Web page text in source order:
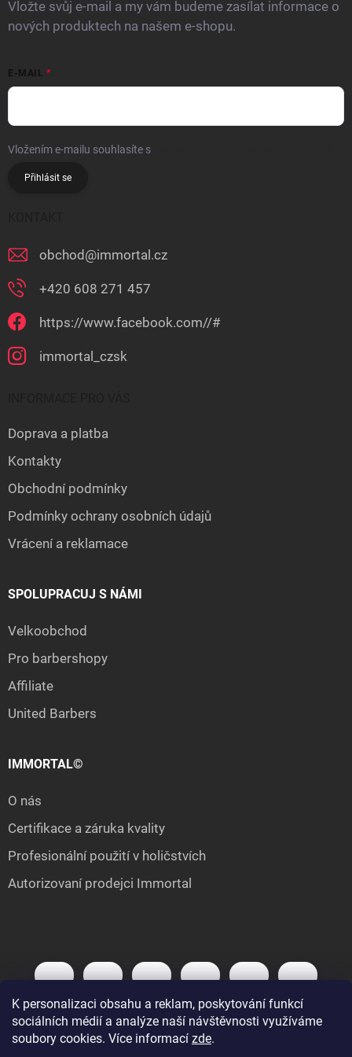
K personalizaci obsahu a reklam, poskytování funkcí
sociálních médií a analýze naší návštěvnosti využíváme
soubory cookies. Více informací zde.
Vložte svůj e-mail a my vám budeme zasílat informace o
nových produktech na našem e-shopu.
E-MAIL
Vložením e-mailu souhlasíte s
Přihlásit se
obchod@immortal.cz
+420 608 271 457
https://www.facebook.com//#
immortal_czsk
Doprava a platba
Kontakty
Obchodní podmínky
Podmínky ochrany osobních údajů
Vrácení a reklamace
SPOLUPRACUJ S NÁMI
Velkoobchod
Pro barbershopy
Affiliate
United Barbers
IMMORTAL©
O nás
Certifikace a záruka kvality
Profesionální použití v holičstvích
Autorizovaní prodejci Immortal